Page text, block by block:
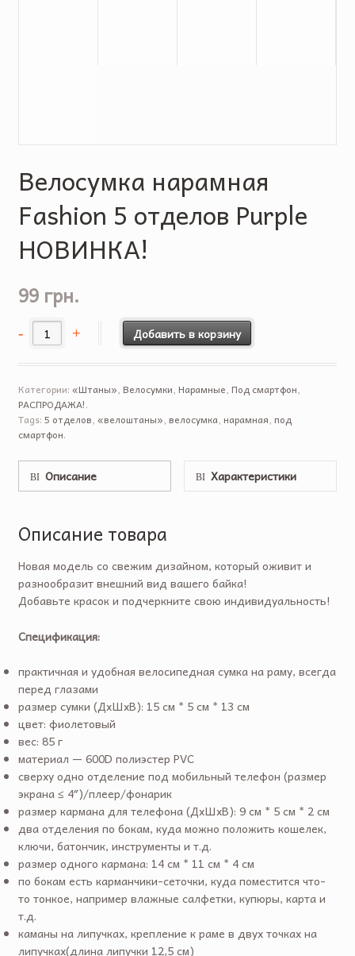
Велосумка нарамная
Fashion 5 отделов Purple
НОВИНКА!
99 грн.
Добавить в корзину
Категории: «Штаны», Велосумки, Нарамные, Под смартфон,
РАСПРОДАЖА!.
Tags: 5 отделов, «велоштаны», велосумка, нарамная, под
смартфон.
Описание Характеристики
Описание товара
Новая модель со свежим дизайном, который оживит и
разнообразит внешний вид вашего байка!
Добавьте красок и подчеркните свою индивидуальность!
Спецификация:
практичная и удобная велосипедная сумка на раму, всегда
перед глазами
размер сумки (ДхШхВ): 15 см * 5 см * 13 см
цвет: фиолетовый
вес: 85 г
материал — 600D полиэстер PVC
сверху одно отделение под мобильный телефон (размер
экрана ≤ 4″)/плеер/фонарик
размер кармана для телефона (ДхШхВ): 9 см * 5 см * 2 см
два отделения по бокам, куда можно положить кошелек,
ключи, батончик, инструменты и т.д.
размер одного кармана: 14 см * 11 см * 4 см
по бокам есть карманчики-сеточки, куда поместится что-
то тонкое, например влажные салфетки, купюры, карта и
т.д.
каманы на липучках, крепление к раме в двух точках на
липучках(длина липучки 12,5 см)